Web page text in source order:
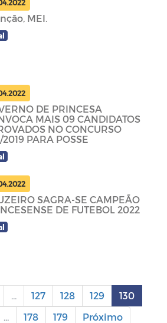
MEI.
DE PRINCESA
MAIS 09 CANDIDATOS
NO CONCURSO
2019 PARA POSSE
SAGRA-SE CAMPEÃO
DE FUTEBOL 2022
... 127 128 129
130
... 178 179 Próximo